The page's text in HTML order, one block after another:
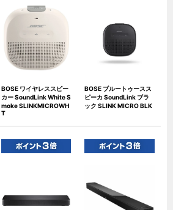
BOSE ワイヤレススピー
カー SoundLink White S
moke SLINKMICROWH
T
BOSE ブルートゥースス
ピーカ SoundLink ブラ
ック SLINK MICRO BLK